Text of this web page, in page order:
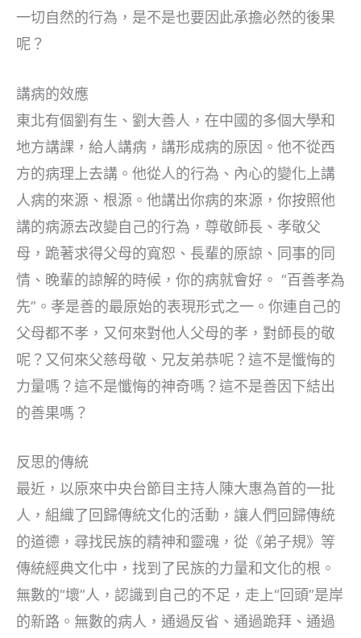
一切自然的行為，是不是也要因此承擔必然的後果
呢？
講病的效應
東北有個劉有生、劉大善人，在中國的多個大學和
地方講課，給人講病，講形成病的原因。他不從西
方的病理上去講。他從人的行為、內心的變化上講
人病的來源、根源。他講出你病的來源，你按照他
講的病源去改變自己的行為，尊敬師長、孝敬父
母，跪著求得父母的寬恕、長輩的原諒、同事的同
情、晚輩的諒解的時候，你的病就會好。 “百善孝為
先”。孝是善的最原始的表現形式之一。你連自己的
父母都不孝，又何來對他人父母的孝，對師長的敬
呢？又何來父慈母敬、兄友弟恭呢？這不是懺悔的
力量嗎？這不是懺悔的神奇嗎？這不是善因下結出
的善果嗎？
反思的傳統
最近，以原來中央台節目主持人陳大惠為首的一批
人，組織了回歸傳統文化的活動，讓人們回歸傳統
的道德，尋找民族的精神和靈魂，從《弟子規》等
傳統經典文化中，找到了民族的力量和文化的根。
無數的“壞”人，認識到自己的不足，走上“回頭”是岸
的新路。無數的病人，通過反省、通過跪拜、通過